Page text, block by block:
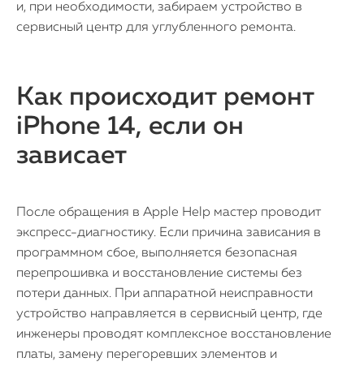
и, при необходимости, забираем устройство в
сервисный центр для углубленного ремонта.
Как происходит ремонт
iPhone 14, если он
зависает
После обращения в Apple Help мастер проводит
экспресс-диагностику. Если причина зависания в
программном сбое, выполняется безопасная
перепрошивка и восстановление системы без
потери данных. При аппаратной неисправности
устройство направляется в сервисный центр, где
инженеры проводят комплексное восстановление
платы, замену перегоревших элементов и